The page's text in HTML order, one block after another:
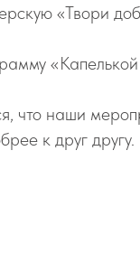
«Твори
что наши
к друг другу.